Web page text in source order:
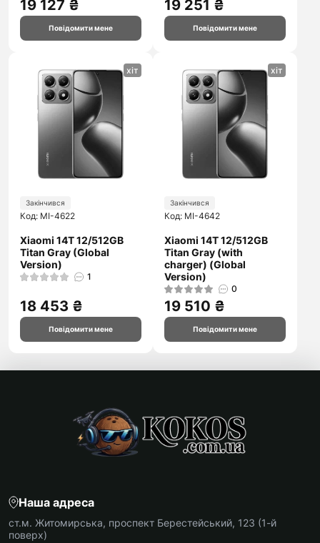
19 127 ₴
Повідомити мене
19 251 ₴
Повідомити мене
хіт
Закінчився
Код: MI-4622
Xiaomi 14T 12/512GB
Titan Gray (Global
Version)
1
18 453 ₴
Повідомити мене
хіт
Закінчився
Код: MI-4642
Xiaomi 14T 12/512GB
Titan Gray (with
charger) (Global
Version)
0
19 510 ₴
Повідомити мене
Наша адреса
ст.м. Житомирська, проспект Берестейський, 123 (1-й
поверх)